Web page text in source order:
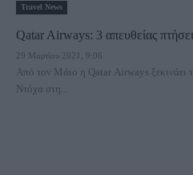
Travel News
Qatar Airways: 3 απευθείας
29 Μαρτίου 2021, 9:06
Από τον Μάιο η Qatar Airways ξεκινάει
Ντόχα στη...